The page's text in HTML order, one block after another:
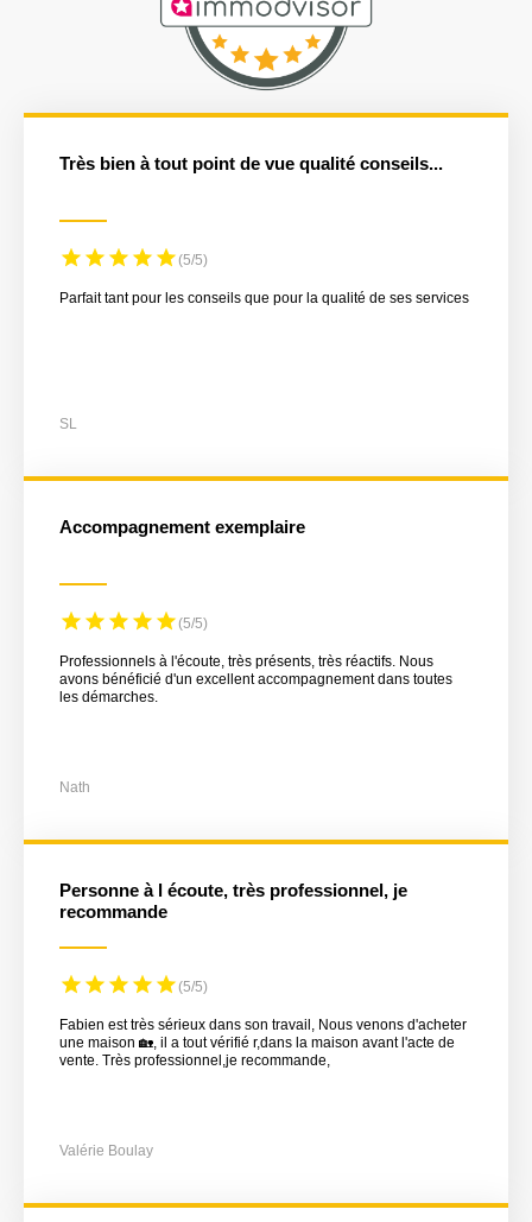
Très bien à tout point de vue qualité conseils...
(5/5)
Parfait tant pour les conseils que pour la qualité de ses services
SL
Accompagnement exemplaire
(5/5)
Professionnels à l'écoute, très présents, très réactifs. Nous
avons bénéficié d'un excellent accompagnement dans toutes
les démarches.
Nath
Personne à l écoute, très professionnel, je
recommande
(5/5)
Fabien est très sérieux dans son travail, Nous venons d'acheter
une maison 🏡, il a tout vérifié r,dans la maison avant l'acte de
vente. Très professionnel,je recommande,
Valérie Boulay